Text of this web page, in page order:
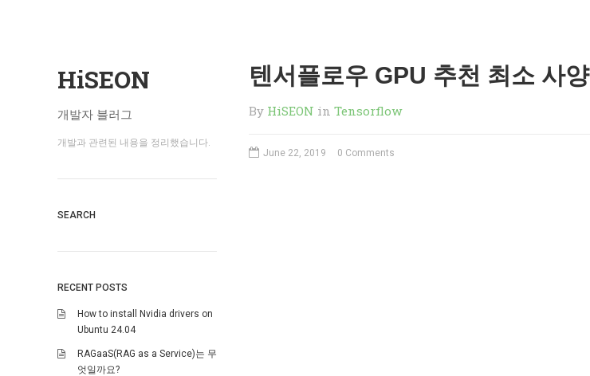
HiSEON
개발자 블러그
개발과 관련된 내용을 정리했습니다.
SEARCH
RECENT POSTS
How to install Nvidia drivers on
Ubuntu 24.04
RAGaaS(RAG as a Service)는 무
엇일까요?
텐서플로우 GPU 추천 최소 사양
By HiSEON in Tensorflow
June 22, 2019 0 Comments